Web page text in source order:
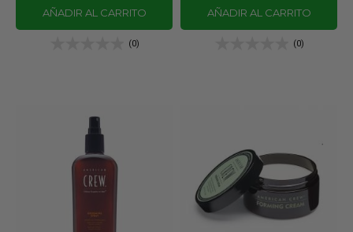
AÑADIR AL CARRITO
(0)
AÑADIR AL CARRITO
(0)